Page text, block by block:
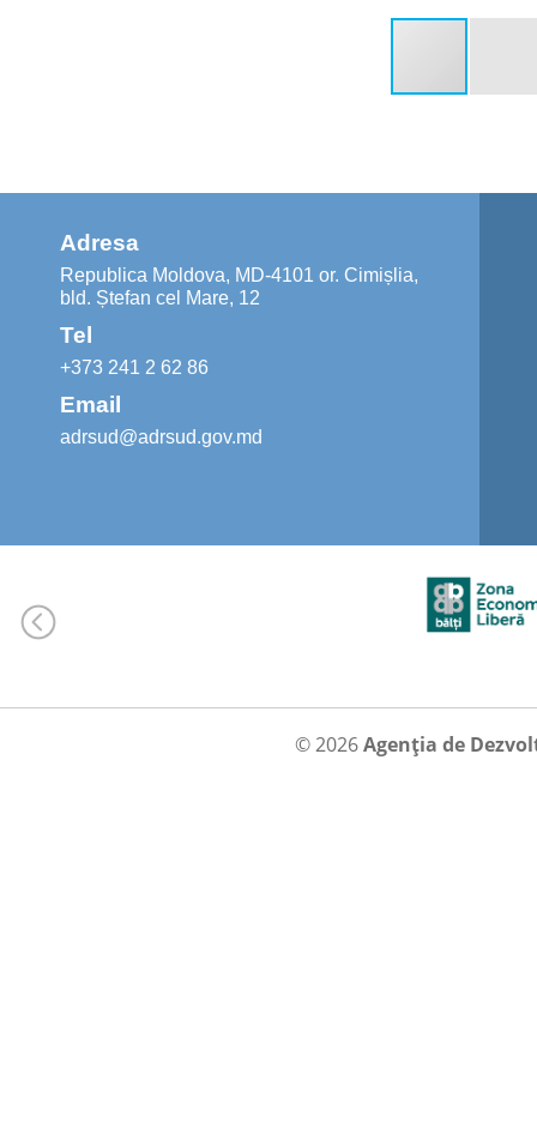
Adresa
Republica Moldova, MD-4101 or. Cimișlia,
bld. Ștefan cel Mare, 12
Tel
+373 241 2 62 86
Email
adrsud@adrsud.gov.md
© 2026Agenția de